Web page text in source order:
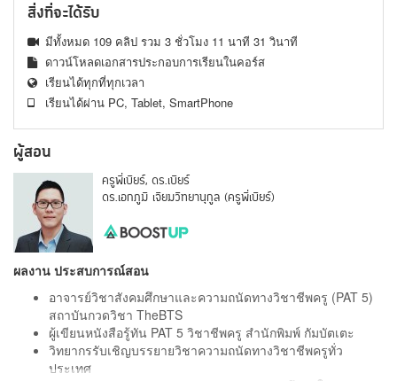
สิ่งที่จะได้รับ
มีทั้งหมด 109 คลิป รวม 3 ชั่วโมง 11 นาที 31 วินาที
ดาวน์โหลดเอกสารประกอบการเรียนในคอร์ส
เรียนได้ทุกที่ทุกเวลา
เรียนได้ผ่าน PC, Tablet, SmartPhone
ผู้สอน
ครูพี่เบียร์, ดร.เบียร์
ดร.เอกภูมิ เจียมวิทยานุกูล (ครูพี่เบียร์)
ผลงาน ประสบการณ์สอน
อาจารย์วิชาสังคมศึกษาและความถนัดทางวิชาชีพครู (PAT 5)
สถาบันกวดวิชา TheBTS
ผู้เขียนหนังสือรู้ทัน PAT 5 วิชาชีพครู สำนักพิมพ์ กัมบัตเตะ
วิทยากรรับเชิญบรรยายวิชาความถนัดทางวิชาชีพครูทั่ว
ประเทศ